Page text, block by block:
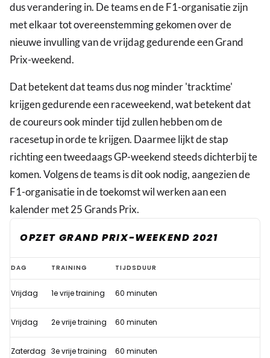
dus verandering in. De teams en de F1-organisatie zijn
met elkaar tot overeenstemming gekomen over de
nieuwe invulling van de vrijdag gedurende een Grand
Prix-weekend.
Dat betekent dat teams dus nog minder 'tracktime'
krijgen gedurende een raceweekend, wat betekent dat
de coureurs ook minder tijd zullen hebben om de
racesetup in orde te krijgen. Daarmee lijkt de stap
richting een tweedaags GP-weekend steeds dichterbij te
komen. Volgens de teams is dit ook nodig, aangezien de
F1-organisatie in de toekomst wil werken aan een
kalender met 25 Grands Prix.
OPZET GRAND PRIX-WEEKEND 2021
Formule
1
past
weekendformat
per
DAG TRAINING TIJDSDUUR
Vrijdag 1e vrije training 60 minuten
Vrijdag 2e vrije training 60 minuten
Zaterdag 3e vrije training 60 minuten